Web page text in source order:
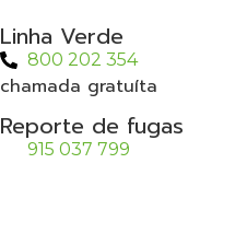
Linha Verde
800 202 354
chamada gratuíta
Reporte de fugas
915 037 799